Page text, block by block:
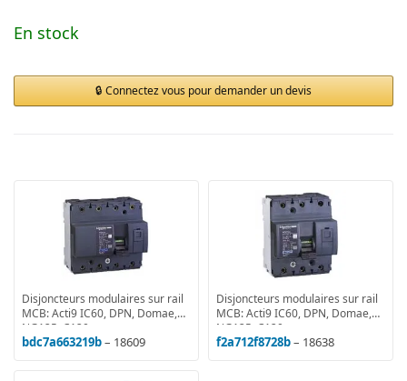
En stock
Connectez vous pour demander un devis
Disjoncteurs modulaires sur rail
MCB: Acti9 IC60, DPN, Domae,
NG125, C120
bdc7a663219b– 18609
Disjoncteurs modulaires sur rail
MCB: Acti9 IC60, DPN, Domae,
NG125, C120
f2a712f8728b– 18638